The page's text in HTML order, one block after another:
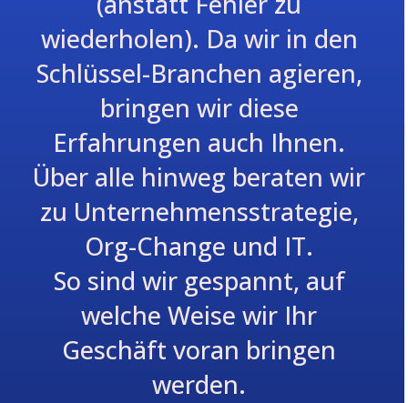
wiederholen). Da wir in den
Schlüssel-Branchen agieren,
bringen wir diese
Erfahrungen auch Ihnen.
Über alle hinweg beraten wir
zu Unternehmensstrategie,
Org-Change und IT.
So sind wir gespannt, auf
welche Weise wir Ihr
Geschäft voran bringen
werden.